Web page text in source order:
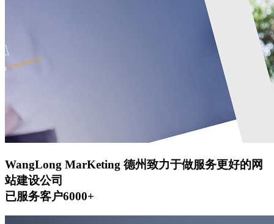
WangLong MarKeting 德州致力于做服务更好的网
站建设公司
已服务客户6000+